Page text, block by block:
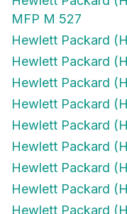
MFP M 527
Hewlett Packard
Hewlett Packard
Hewlett Packard
Hewlett Packard
Hewlett Packard
Hewlett Packard
Hewlett Packard
Hewlett Packard
Hewlett Packard